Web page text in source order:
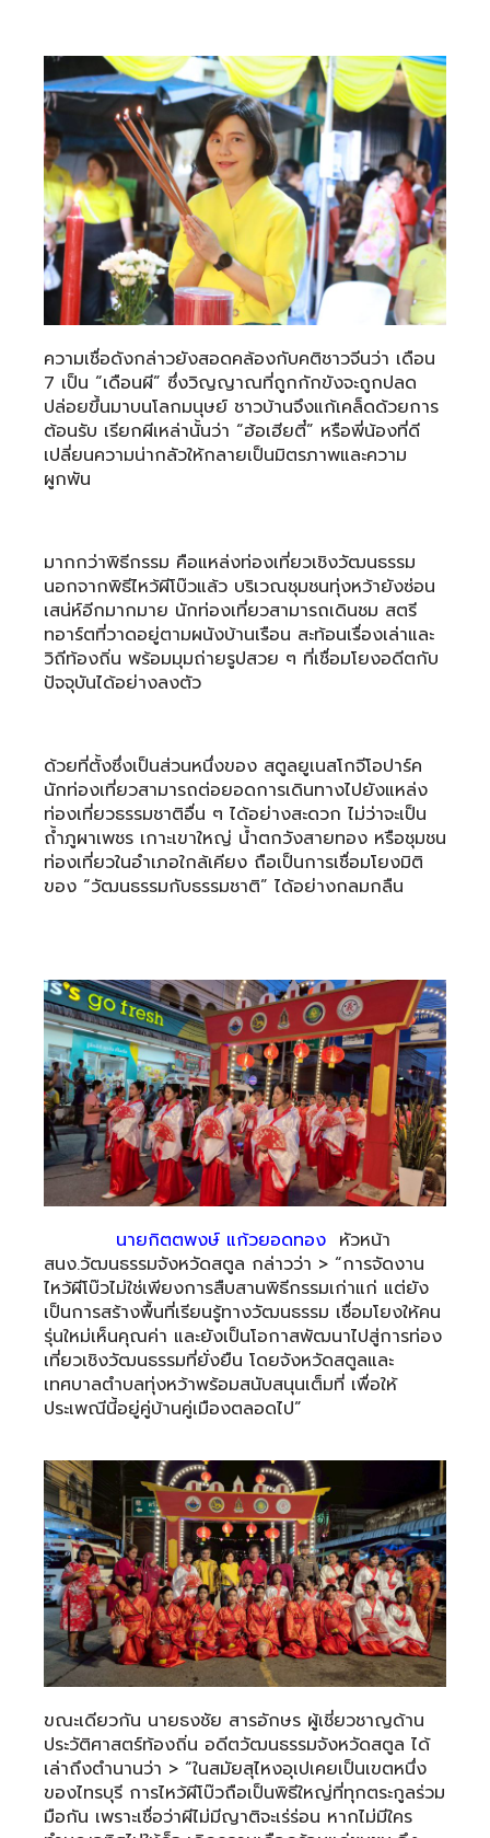
ความเชื่อดังกล่าวยังสอดคล้องกับคติชาวจีนว่า เดือน
7 เป็น “เดือนผี” ซึ่งวิญญาณที่ถูกกักขังจะถูกปลด
ปล่อยขึ้นมาบนโลกมนุษย์ ชาวบ้านจึงแก้เคล็ดด้วยการ
ต้อนรับ เรียกผีเหล่านั้นว่า “ฮ้อเฮียตี๋” หรือพี่น้องที่ดี
เปลี่ยนความน่ากลัวให้กลายเป็นมิตรภาพและความ
ผูกพัน
มากกว่าพิธีกรรม คือแหล่งท่องเที่ยวเชิงวัฒนธรรม
นอกจากพิธีไหว้ผีโบ๊วแล้ว บริเวณชุมชนทุ่งหว้ายังซ่อน
เสน่ห์อีกมากมาย นักท่องเที่ยวสามารถเดินชม สตรี
ทอาร์ตที่วาดอยู่ตามผนังบ้านเรือน สะท้อนเรื่องเล่าและ
วิถีท้องถิ่น พร้อมมุมถ่ายรูปสวย ๆ ที่เชื่อมโยงอดีตกับ
ปัจจุบันได้อย่างลงตัว
ด้วยที่ตั้งซึ่งเป็นส่วนหนึ่งของ สตูลยูเนสโกจีโอปาร์ค
นักท่องเที่ยวสามารถต่อยอดการเดินทางไปยังแหล่ง
ท่องเที่ยวธรรมชาติอื่น ๆ ได้อย่างสะดวก ไม่ว่าจะเป็น
ถ้ำภูผาเพชร เกาะเขาใหญ่ น้ำตกวังสายทอง หรือชุมชน
ท่องเที่ยวในอำเภอใกล้เคียง ถือเป็นการเชื่อมโยงมิติ
ของ “วัฒนธรรมกับธรรมชาติ” ได้อย่างกลมกลืน
นายกิตตพงษ์ แก้วยอดทอง หัวหน้า
สนง.วัฒนธรรมจังหวัดสตูล กล่าวว่า > “การจัดงาน
ไหว้ผีโบ๊วไม่ใช่เพียงการสืบสานพิธีกรรมเก่าแก่ แต่ยัง
เป็นการสร้างพื้นที่เรียนรู้ทางวัฒนธรรม เชื่อมโยงให้คน
รุ่นใหม่เห็นคุณค่า และยังเป็นโอกาสพัฒนาไปสู่การท่อง
เที่ยวเชิงวัฒนธรรมที่ยั่งยืน โดยจังหวัดสตูลและ
เทศบาลตำบลทุ่งหว้าพร้อมสนับสนุนเต็มที่ เพื่อให้
ประเพณีนี้อยู่คู่บ้านคู่เมืองตลอดไป”
ขณะเดียวกัน นายธงชัย สารอักษร ผู้เชี่ยวชาญด้าน
ประวัติศาสตร์ท้องถิ่น อดีตวัฒนธรรมจังหวัดสตูล ได้
เล่าถึงตำนานว่า > “ในสมัยสุไหงอุเปเคยเป็นเขตหนึ่ง
ของไทรบุรี การไหว้ผีโบ๊วถือเป็นพิธีใหญ่ที่ทุกตระกูลร่วม
มือกัน เพราะเชื่อว่าผีไม่มีญาติจะเร่ร่อน หากไม่มีใคร